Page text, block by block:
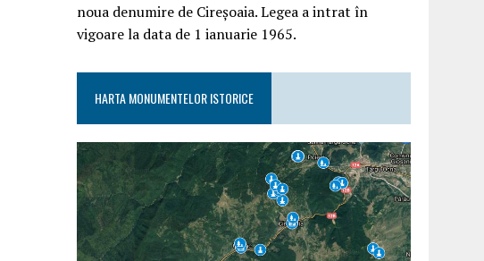
noua denumire de Cireșoaia. Legea a intrat în
vigoare la data de 1 ianuarie 1965.
HARTA MONUMENTELOR ISTORICE